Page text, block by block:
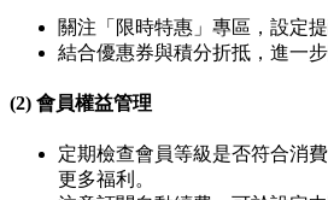
關注「限時特惠」專區，設定提
結合優惠券與積分折抵，進一步
(2) 會員權益管理
定期檢查會員等級是否符合消
更多福利。